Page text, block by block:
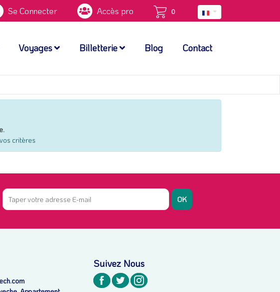
Se Connecter Accès pro 0
Voyages Billetterie Blog Contact
critères
OK
Suivez Nous